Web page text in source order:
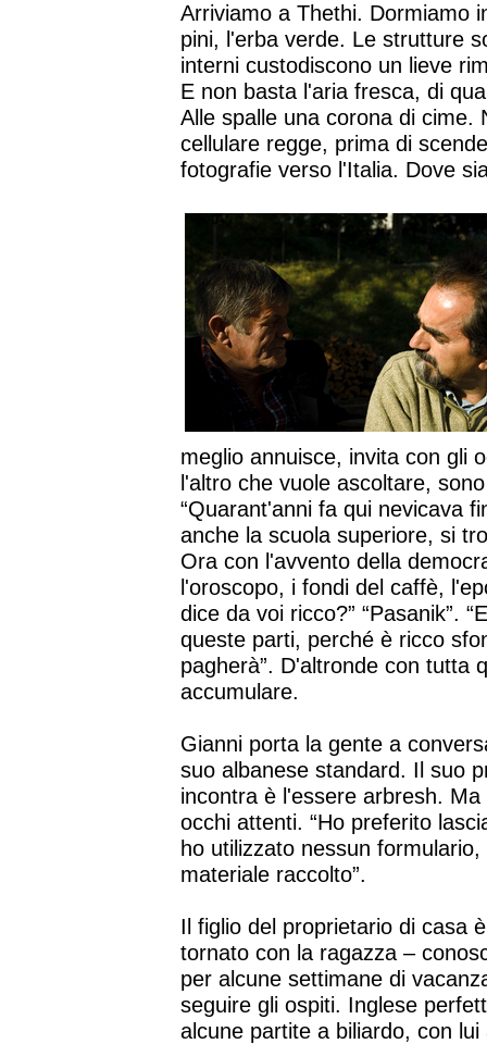
Arriviamo a Thethi. Dormiamo
pini, l'erba verde. Le strutture
interni custodiscono un lieve
E non basta l'aria fresca, di
Alle spalle una corona di cime.
cellulare regge, prima di
fotografie verso l'Italia. Dove
meglio annuisce, invita con gli
l'altro che vuole ascoltare,
“Quarant'anni fa qui nevicava
anche la scuola superiore, si
Ora con l'avvento della
l'oroscopo, i fondi del caffè,
dice da voi ricco?” “Pasanik”.
queste parti, perché è ricco
pagherà”. D'altronde con tutta
accumulare.
Gianni porta la gente a
suo albanese standard. Il suo
incontra è l'essere arbresh.
occhi attenti. “Ho preferito
ho utilizzato nessun
materiale raccolto”.
Il figlio del proprietario di casa
tornato con la ragazza –
per alcune settimane di
seguire gli ospiti. Inglese
alcune partite a biliardo, con